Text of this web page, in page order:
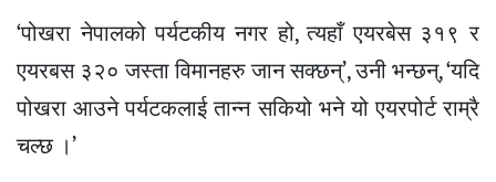
‘पोखरा नेपालको पर्यटकीय नगर हो, त्यहाँ एयरबेस ३१९ र
एयरबस ३२० जस्ता विमानहरु जान सक्छन्’, उनी भन्छन्, ‘यदि
पोखरा आउने पर्यटकलाई तान्न सकियो भने यो एयरपोर्ट राम्रै
चल्छ ।’